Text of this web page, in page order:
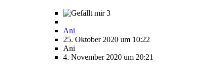
3
Ani
25. Oktober 2020 um 10:22
Ani
4. November 2020 um 20:21